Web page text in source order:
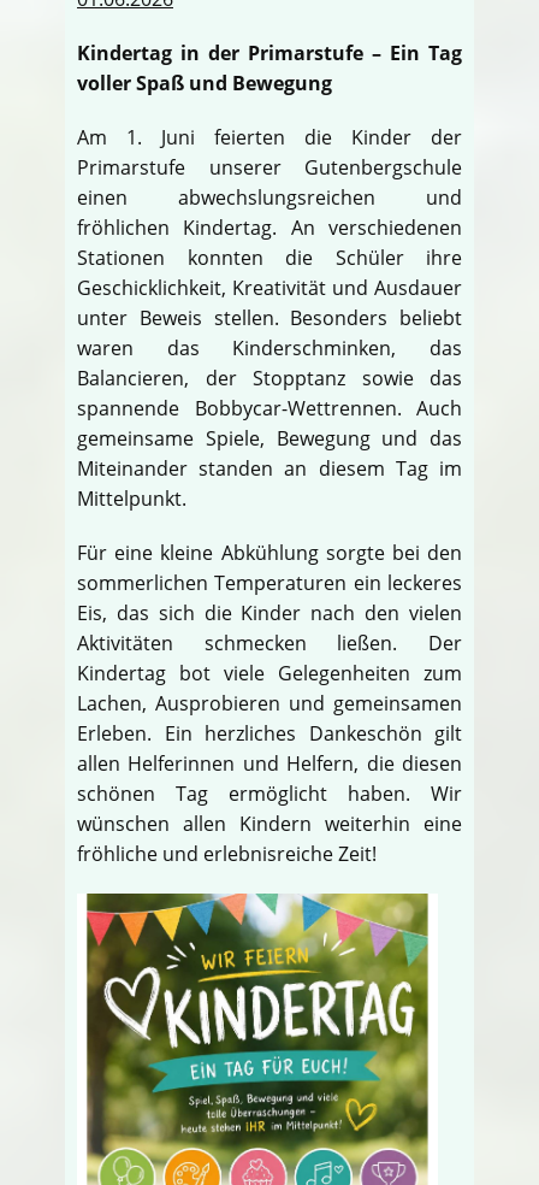
Kindertag in der Primarstufe – Ein Tag
voller Spaß und Bewegung
Am 1. Juni feierten die Kinder der
Primarstufe unserer Gutenbergschule
einen abwechslungsreichen und
fröhlichen Kindertag. An verschiedenen
Stationen konnten die Schüler ihre
Geschicklichkeit, Kreativität und Ausdauer
unter Beweis stellen. Besonders beliebt
waren das Kinderschminken, das
Balancieren, der Stopptanz sowie das
spannende Bobbycar-Wettrennen. Auch
gemeinsame Spiele, Bewegung und das
Miteinander standen an diesem Tag im
Mittelpunkt.
Für eine kleine Abkühlung sorgte bei den
sommerlichen Temperaturen ein leckeres
Eis, das sich die Kinder nach den vielen
Aktivitäten schmecken ließen. Der
Kindertag bot viele Gelegenheiten zum
Lachen, Ausprobieren und gemeinsamen
Erleben. Ein herzliches Dankeschön gilt
allen Helferinnen und Helfern, die diesen
schönen Tag ermöglicht haben. Wir
wünschen allen Kindern weiterhin eine
fröhliche und erlebnisreiche Zeit!